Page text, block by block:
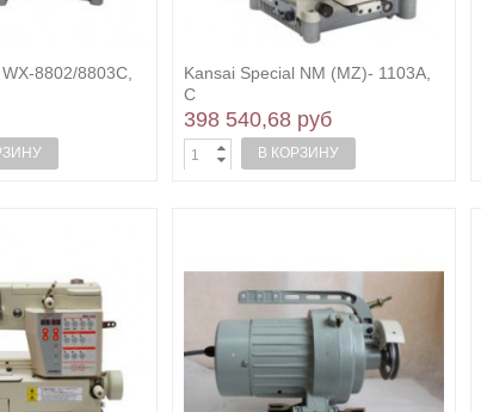
8802/8803C,
Kansai Special NM (MZ)- 1103A,
C
398 540,68 руб
В КОРЗИНУ